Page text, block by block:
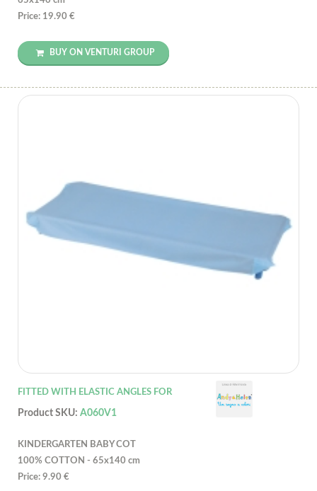
Price: 19.90 €
BUY ON VENTURI GROUP
FITTED WITH ELASTIC ANGLES FOR
Product SKU: A060V1
KINDERGARTEN BABY COT
100% COTTON - 65x140 cm
Price: 9.90 €